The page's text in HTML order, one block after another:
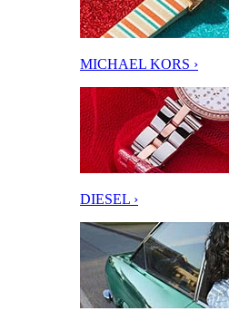
MICHAEL KORS ›
DIESEL ›